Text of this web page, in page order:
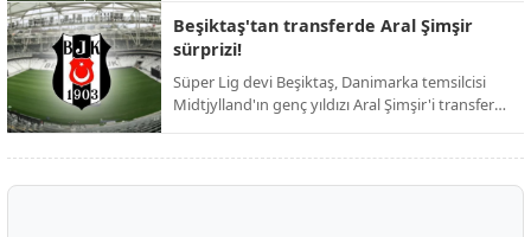
Bordo-mavili yönetimin, iddialı bir kadro kurma
hedefi doğrultusunda girişimlerini hızlandırdığı
öğrenildi.
Beşiktaş'tan transferde Aral Şimşir
sürprizi!
Süper Lig devi Beşiktaş, Danimarka temsilcisi
Midtjylland'ın genç yıldızı Aral Şimşir'i transfer